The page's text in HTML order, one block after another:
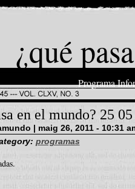
¿qué
Programa
en el mundo? 25
| maig 26, 2011 - 10:31
programas